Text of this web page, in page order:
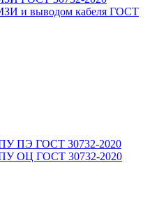
и выводом кабеля ГОСТ
ПЭ ГОСТ 30732-2020
ОЦ ГОСТ 30732-2020